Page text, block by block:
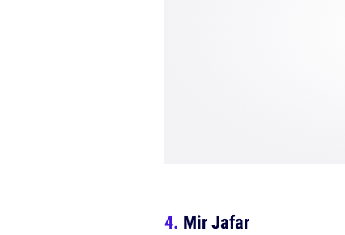
Mir Jafar